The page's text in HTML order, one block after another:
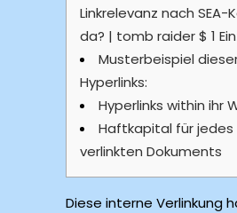
Linkrelevanz nach
da? | tomb raider $ 1
Musterbeispiel
Hyperlinks:
Hyperlinks within ihr
Haftkapital für
verlinkten Dokuments
Diese interne Verlinkung